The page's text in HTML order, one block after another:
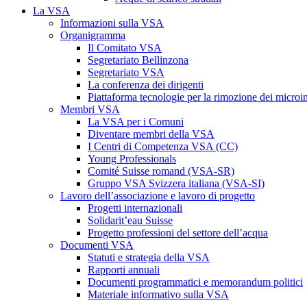
La VSA
Informazioni sulla VSA
Organigramma
Il Comitato VSA
Segretariato Bellinzona
Segretariato VSA
La conferenza dei dirigenti
Piattaforma tecnologie per la rimozione dei
Membri VSA
La VSA per i Comuni
Diventare membri della VSA
I Centri di Competenza VSA (CC)
Young Professionals
Comité Suisse romand (VSA-SR)
Gruppo VSA Svizzera italiana (VSA-SI)
Lavoro dell’associazione e lavoro di progetto
Progetti internazionali
Solidarit’eau Suisse
Progetto professioni del settore dell’acqua
Documenti VSA
Statuti e strategia della VSA
Rapporti annuali
Documenti programmatici e memorandum politici
Materiale informativo sulla VSA